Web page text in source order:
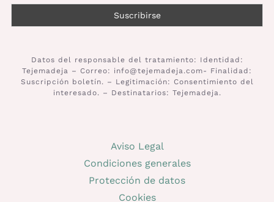
Talleres
Telas
Libros y revistas
Talleres
Datos del responsable del tratamiento: Identidad:
Tejemadeja – Correo: info@tejemadeja.com- Finalidad:
Suscripción boletín. – Legitimación: Consentimiento del
interesado. – Destinatarios: Tejemadeja.
Aviso Legal
Condiciones generales
Protección de datos
Cookies